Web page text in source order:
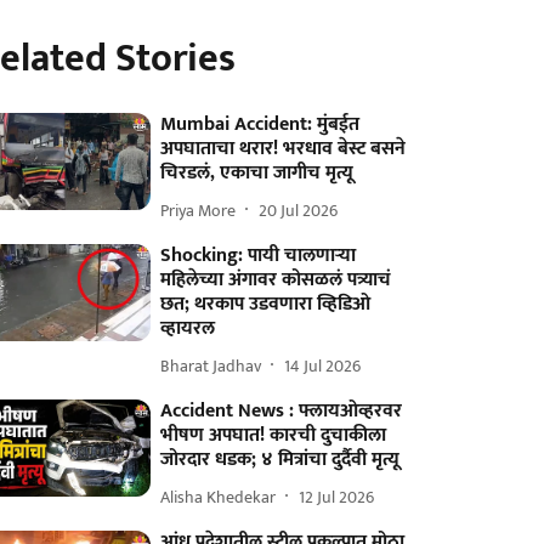
Stories
Mumbai Accident: मुंबईत
अपघाताचा थरार! भरधाव बेस्ट बसने
चिरडलं, एकाचा जागीच मृत्यू
Priya More 20 Jul 2026
Shocking: पायी चालणाऱ्या
महिलेच्या अंगावर कोसळलं पत्र्याचं
छत; थरकाप उडवणारा व्हिडिओ
व्हायरल
Bharat Jadhav 14 Jul 2026
Accident News : फ्लायओव्हरवर
भीषण अपघात! कारची दुचाकीला
जोरदार धडक; ४ मित्रांचा दुर्दैवी मृत्यू
Alisha Khedekar 12 Jul 2026